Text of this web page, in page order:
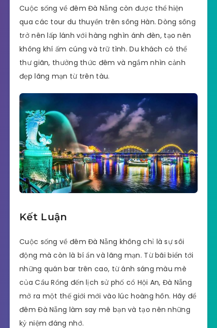
Cuộc sống về đêm Đà Nẵng còn được thể hiện
qua các tour du thuyền trên sông Hàn. Dòng sông
trở nên lấp lánh với hàng nghìn ánh đèn, tạo nên
không khí ấm cúng và trữ tình. Du khách có thể
thư giãn, thưởng thức đêm và ngắm nhìn cảnh
đẹp lãng mạn từ trên tàu.
Kết Luận
Cuộc sống về đêm Đà Nẵng không chỉ là sự sôi
động mà còn là bí ẩn và lãng mạn. Từ bãi biển tới
những quán bar trên cao, từ ánh sáng màu mè
của Cầu Rồng đến lịch sử phố cổ Hội An, Đà Nẵng
mở ra một thế giới mới vào lúc hoàng hôn. Hãy để
đêm Đà Nẵng làm say mê bạn và tạo nên những
kỷ niệm đáng nhớ.